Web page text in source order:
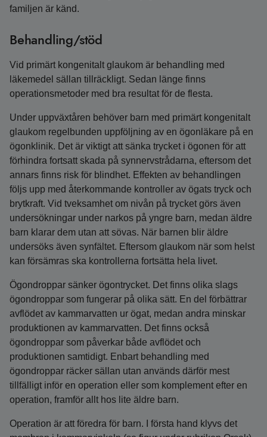
familjen är känd.
Behandling/stöd
Vid primärt kongenitalt glaukom är behandling med
läkemedel sällan tillräckligt. Sedan länge finns
operationsmetoder med bra resultat för de flesta.
Under uppväxtåren behöver barn med primärt kongenitalt
glaukom regelbunden uppföljning av en ögonläkare på en
ögonklinik. Det är viktigt att sänka trycket i ögonen för att
förhindra fortsatt skada på synnervstrådarna, eftersom det
annars finns risk för blindhet. Effekten av behandlingen
följs upp med återkommande kontroller av ögats tryck och
brytkraft. Vid tveksamhet om nivån på trycket görs även
undersökningar under narkos på yngre barn, medan äldre
barn klarar dem utan att sövas. När barnen blir äldre
undersöks även synfältet. Eftersom glaukom när som helst
kan försämras ska kontrollerna fortsätta hela livet.
Ögondroppar sänker ögontrycket. Det finns olika slags
ögondroppar som fungerar på olika sätt. En del förbättrar
avflödet av kammarvatten ur ögat, medan andra minskar
produktionen av kammarvatten. Det finns också
ögondroppar som påverkar både avflödet och
produktionen samtidigt. Enbart behandling med
ögondroppar räcker sällan utan används därför mest
tillfälligt inför en operation eller som komplement efter en
operation, framför allt hos lite äldre barn.
Operation är att föredra för barn. I första hand klyvs det